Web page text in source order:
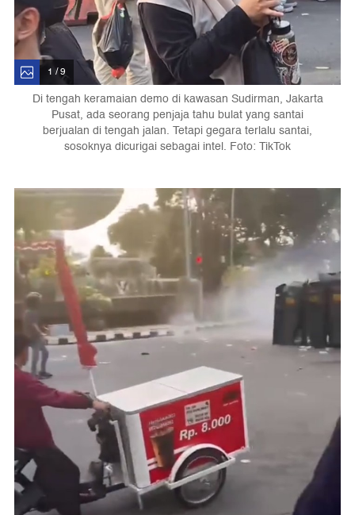
1 / 9
Di tengah keramaian demo di kawasan Sudirman, Jakarta
Pusat, ada seorang penjaja tahu bulat yang santai
berjualan di tengah jalan. Tetapi gegara terlalu santai,
sosoknya dicurigai sebagai intel. Foto: TikTok